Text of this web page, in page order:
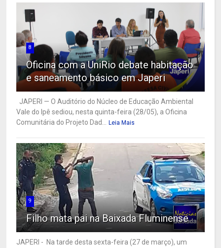
8
Oficina com a UniRio debate habitação
e saneamento básico em Japeri
JAPERI — O Auditório do Núcleo de Educação Ambiental
Vale do Ipê sediou, nesta quinta-feira (28/05), a Oficina
Comunitária do Projeto Dad...
Leia Mais
9
Filho mata pai na Baixada Fluminense
JAPERI - Na tarde desta sexta-feira (27 de março), um